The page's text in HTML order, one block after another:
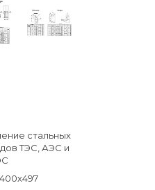
стальных
ТЭС, АЭС и